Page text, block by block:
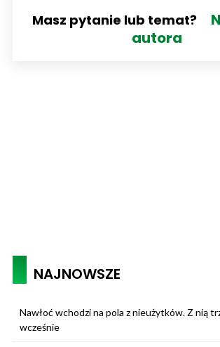
Masz pytanie lub temat?
autora
NAJNOWSZE
Nawłoć wchodzi na pola z nieużytków. Z nią
wcześnie